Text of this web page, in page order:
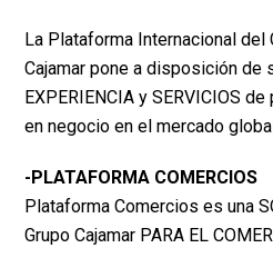
La Plataforma Internacional del
Cajamar pone a disposición de
EXPERIENCIA y SERVICIOS
en negocio en el mercado
-PLATAFORMA COMERCIOS
Plataforma Comercios es una
Grupo Cajamar PARA EL